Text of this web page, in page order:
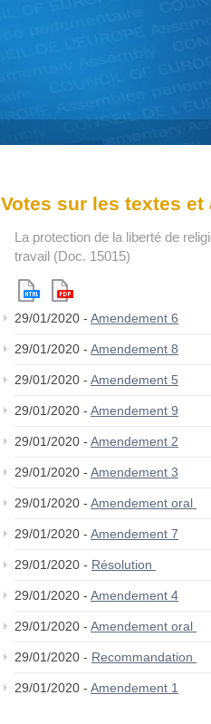
Votes sur les textes et
La protection de la liberté de
travail (Doc. 15015)
29/01/2020 - Amendement 6
29/01/2020 - Amendement 8
29/01/2020 - Amendement 5
29/01/2020 - Amendement 9
29/01/2020 - Amendement 2
29/01/2020 - Amendement 3
29/01/2020 - Amendement oral
29/01/2020 - Amendement 7
29/01/2020 - Résolution
29/01/2020 - Amendement 4
29/01/2020 - Amendement oral
29/01/2020 - Recommandation
29/01/2020 - Amendement 1